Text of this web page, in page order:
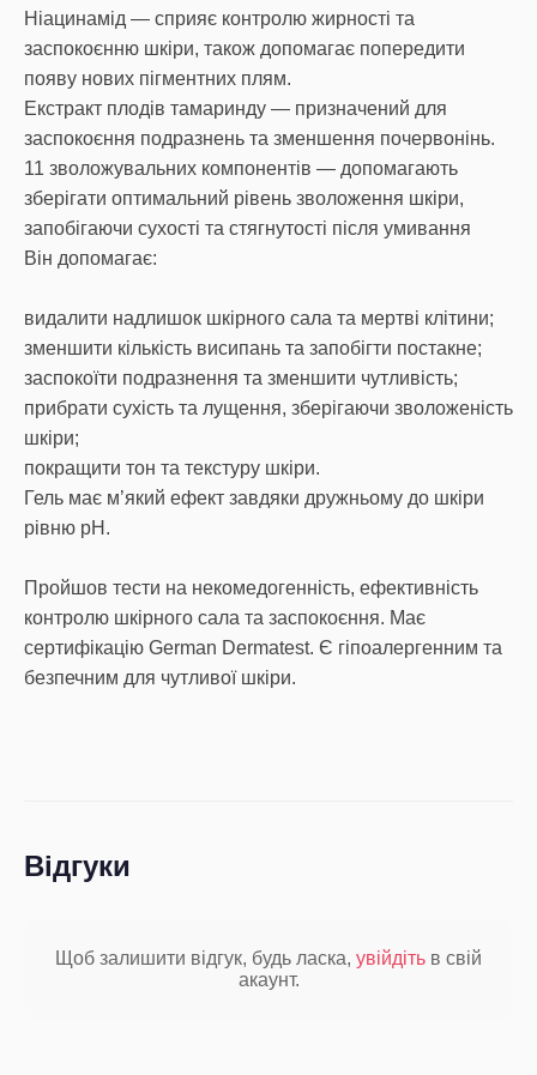
Ніацинамід — сприяє контролю жирності та
заспокоєнню шкіри, також допомагає попередити
появу нових пігментних плям.
Екстракт плодів тамаринду — призначений для
заспокоєння подразнень та зменшення почервонінь.
11 зволожувальних компонентів — допомагають
зберігати оптимальний рівень зволоження шкіри,
запобігаючи сухості та стягнутості після умивання
Він допомагає:
видалити надлишок шкірного сала та мертві клітини;
зменшити кількість висипань та запобігти постакне;
заспокоїти подразнення та зменшити чутливість;
прибрати сухість та лущення, зберігаючи зволоженість
шкіри;
покращити тон та текстуру шкіри.
Гель має м’який ефект завдяки дружньому до шкіри
рівню pH.
Пройшов тести на некомедогенність, ефективність
контролю шкірного сала та заспокоєння. Має
сертифікацію German Dermatest. Є гіпоалергенним та
безпечним для чутливої шкіри.
Відгуки
Щоб залишити відгук, будь ласка, увійдіть в свій
акаунт.